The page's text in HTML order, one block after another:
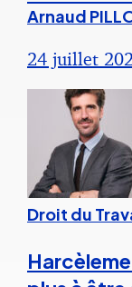
Arnaud
24 juillet
Droit du